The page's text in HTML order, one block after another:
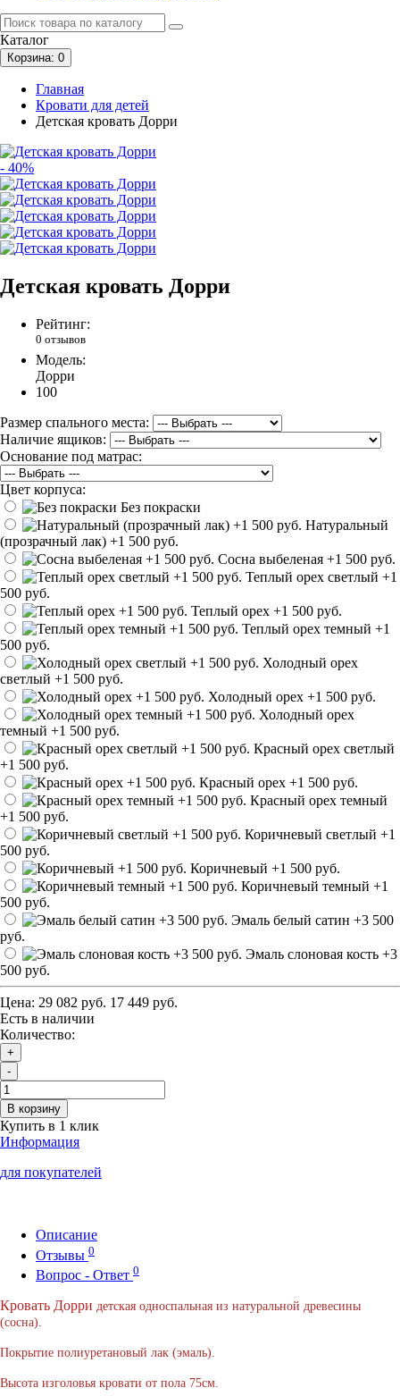
Каталог
Корзина: 0
Главная
Кровати для детей
Детская кровать Дорри
- 40%
Детская кровать Дорри
Рейтинг:
0 отзывов
Модель:
Дорри
100
Размер спального места:
Наличие ящиков:
Основание под матрас:
Цвет корпуса:
Без покраски
Натуральный
(прозрачный лак) +1 500 руб.
Сосна выбеленая +1 500 руб.
Теплый орех светлый +1
500 руб.
Теплый орех +1 500 руб.
Теплый орех темный +1
500 руб.
Холодный орех
светлый +1 500 руб.
Холодный орех +1 500 руб.
Холодный орех
темный +1 500 руб.
Красный орех светлый
+1 500 руб.
Красный орех +1 500 руб.
Красный орех темный
+1 500 руб.
Коричневый светлый +1
500 руб.
Коричневый +1 500 руб.
Коричневый темный +1
500 руб.
Эмаль белый сатин +3 500
руб.
Эмаль слоновая кость +3
500 руб.
Цена: 29 082 руб. 17 449 руб.
Есть в наличии
Количество:
+
-
В корзину
Купить в 1 клик
Информация
для покупателей
Описание
Отзывы 0
Вопрос - Ответ 0
Кровать Дорри детская односпальная из натуральной древесины
(сосна).
Покрытие полиуретановый лак (эмаль).
Высота изголовья кровати от пола 75см.